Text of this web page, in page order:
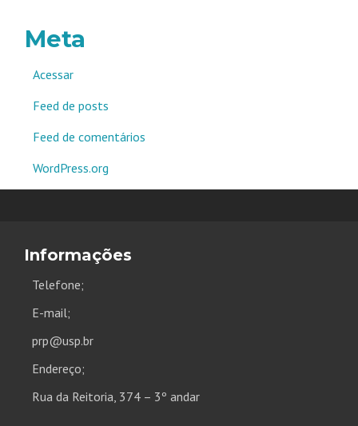
Meta
Acessar
Feed de posts
Feed de comentários
WordPress.org
Informações
Telefone;
E-mail;
prp@usp.br
Endereço;
Rua da Reitoria, 374 – 3º andar